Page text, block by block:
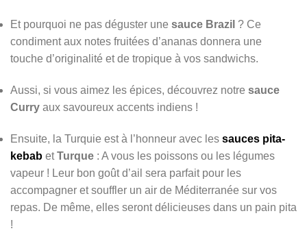
Et pourquoi ne pas déguster une sauce Brazil ? Ce
condiment aux notes fruitées d’ananas donnera une
touche d’originalité et de tropique à vos sandwichs.
Aussi, si vous aimez les épices, découvrez notre sauce
Curry aux savoureux accents indiens !
Ensuite, la Turquie est à l’honneur avec les sauces pita-
kebab etTurque : A vous les poissons ou les légumes
vapeur ! Leur bon goût d’ail sera parfait pour les
accompagner et souffler un air de Méditerranée sur vos
repas. De même, elles seront délicieuses dans un pain pita
!